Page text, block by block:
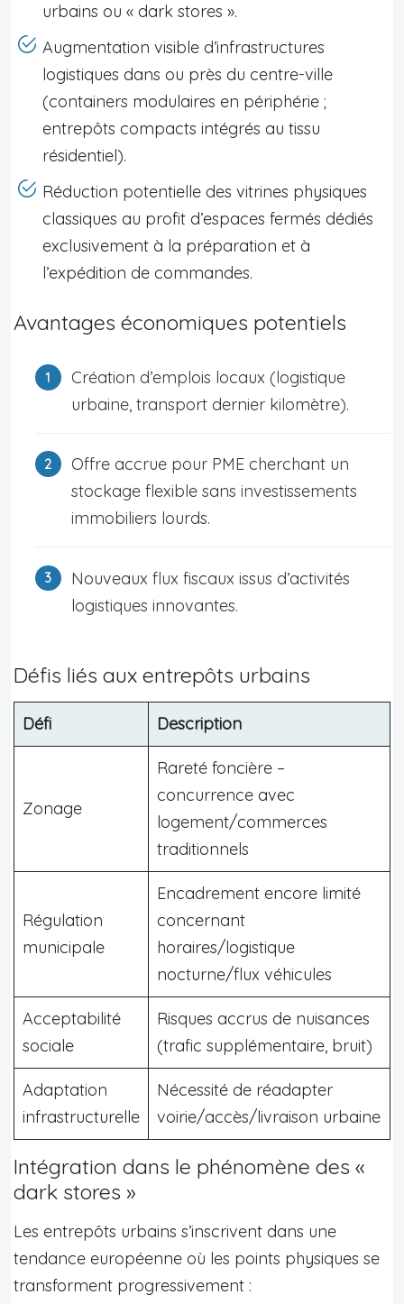
urbains ou « dark stores ».
Augmentation visible d’infrastructures
logistiques dans ou près du centre-ville
(containers modulaires en périphérie ;
entrepôts compacts intégrés au tissu
résidentiel).
Réduction potentielle des vitrines physiques
classiques au profit d’espaces fermés dédiés
exclusivement à la préparation et à
l’expédition de commandes.
Avantages économiques potentiels
Création d’emplois locaux (logistique
urbaine, transport dernier kilomètre).
Offre accrue pour PME cherchant un
stockage flexible sans investissements
immobiliers lourds.
Nouveaux flux fiscaux issus d’activités
logistiques innovantes.
Défis liés aux entrepôts urbains
Défi Description
Zonage
Rareté foncière –
concurrence avec
logement/commerces
traditionnels
Régulation
municipale
Encadrement encore limité
concernant
horaires/logistique
nocturne/flux véhicules
Acceptabilité
sociale
Risques accrus de nuisances
(trafic supplémentaire, bruit)
Adaptation
infrastructurelle
Nécessité de réadapter
voirie/accès/livraison urbaine
Intégration dans le phénomène des «
dark stores »
Les entrepôts urbains s’inscrivent dans une
tendance européenne où les points physiques se
transforment progressivement :